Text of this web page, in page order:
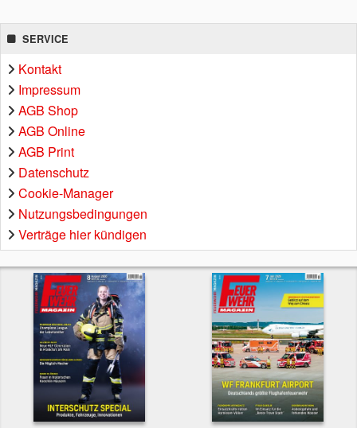
SERVICE
Kontakt
Impressum
AGB Shop
AGB Online
AGB Print
Datenschutz
Cookie-Manager
Nutzungsbedingungen
Verträge hier kündigen